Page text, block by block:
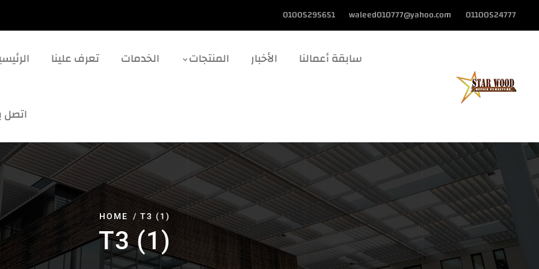
01100524777
waleed010777@yahoo.com
01005295651
تعرف علينا الخدمات المنتجات الأخبار سابقة أعمالنا
اتصل
HOME T3 (1)
T3 (1)